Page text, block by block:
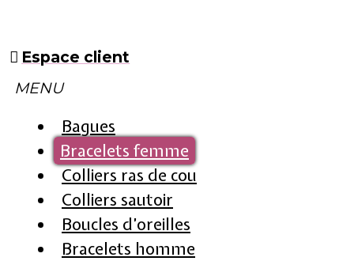
Espace client
MENU
Bagues
Bracelets femme
Colliers ras de cou
Colliers sautoir
Boucles d’oreilles
Bracelets homme